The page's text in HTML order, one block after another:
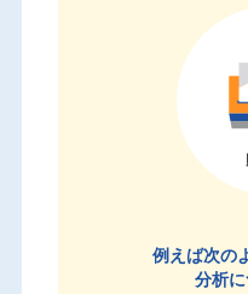
例えば次の
分析